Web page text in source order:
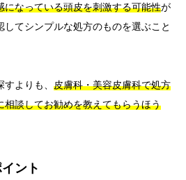
になっている頭皮を刺激する可能性が
てシンプルな処方のものを選ぶこと
よりも、 皮膚科・美容皮膚科で処方
相談してお勧めを教えてもらうほう
ント